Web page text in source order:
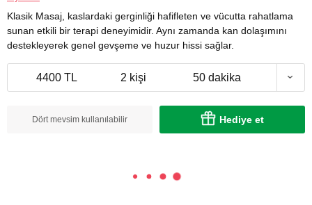
Klasik Masaj, kaslardaki gerginliği hafifleten ve vücutta rahatlama
sunan etkili bir terapi deneyimidir. Aynı zamanda kan dolaşımını
destekleyerek genel gevşeme ve huzur hissi sağlar.
4400 TL 2 kişi 50 dakika
Dört mevsim kullanılabilir Hediye et